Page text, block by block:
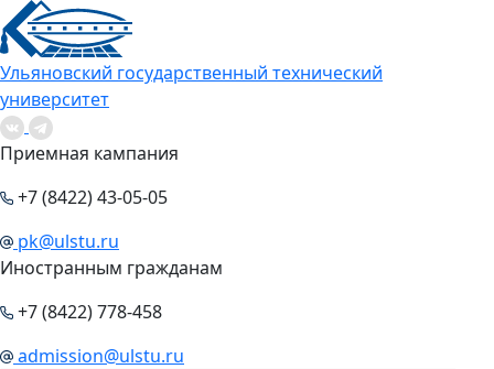
Ульяновский государственный технический
университет
Приемная кампания
+7 (8422) 43-05-05
pk@ulstu.ru
Иностранным гражданам
+7 (8422) 778-458
admission@ulstu.ru